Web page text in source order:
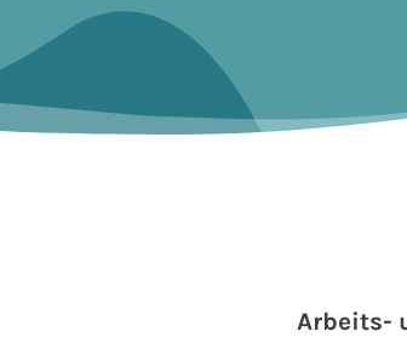
Arbeits-